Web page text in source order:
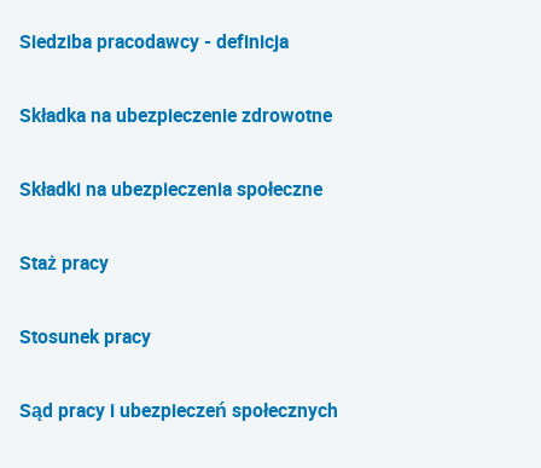
Siedziba pracodawcy - definicja
Składka na ubezpieczenie zdrowotne
Składki na ubezpieczenia społeczne
Staż pracy
Stosunek pracy
Sąd pracy i ubezpieczeń społecznych